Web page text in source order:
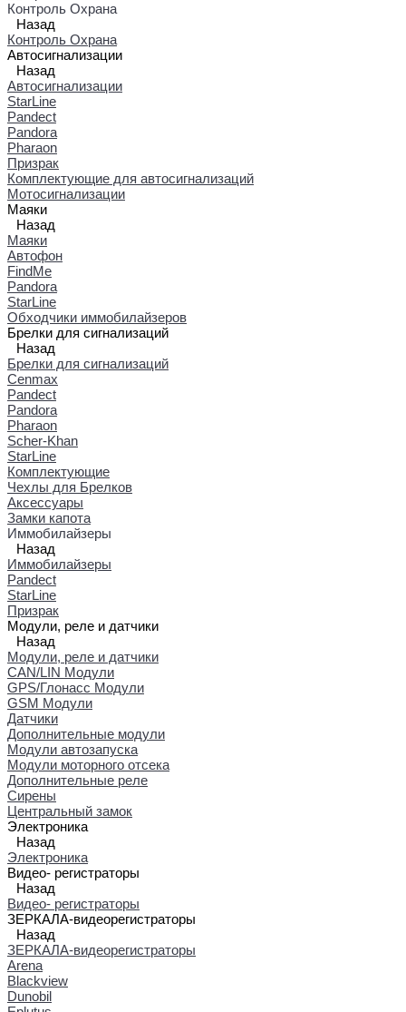
Контроль Охрана
Назад
Контроль Охрана
Автосигнализации
Назад
Автосигнализации
StarLine
Pandect
Pandora
Pharaon
Призрак
Комплектующие для автосигнализаций
Мотосигнализации
Маяки
Назад
Маяки
Автофон
FindMe
Pandora
StarLine
Обходчики иммобилайзеров
Брелки для сигнализаций
Назад
Брелки для сигнализаций
Cenmax
Pandect
Pandora
Pharaon
Scher-Khan
StarLine
Комплектующие
Чехлы для Брелков
Аксессуары
Замки капота
Иммобилайзеры
Назад
Иммобилайзеры
Pandect
StarLine
Призрак
Модули, реле и датчики
Назад
Модули, реле и датчики
CAN/LIN Модули
GPS/Глонасс Модули
GSM Модули
Датчики
Дополнительные модули
Модули автозапуска
Модули моторного отсека
Дополнительные реле
Сирены
Центральный замок
Электроника
Назад
Электроника
Видео- регистраторы
Назад
Видео- регистраторы
ЗЕРКАЛА-видеорегистраторы
Назад
ЗЕРКАЛА-видеорегистраторы
Arena
Blackview
Dunobil